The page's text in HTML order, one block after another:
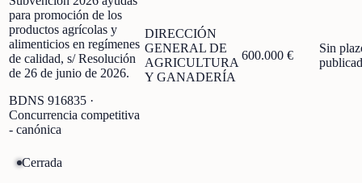
para promoción de los
productos agrícolas y
alimenticios en regímenes
de calidad, s/ Resolución
de 26 de junio de 2026.
BDNS 916835 ·
Concurrencia competitiva
- canónica
DIRECCIÓN
GENERAL DE
AGRICULTURA
Y GANADERÍA
600.000 €
Sin
Cerrada